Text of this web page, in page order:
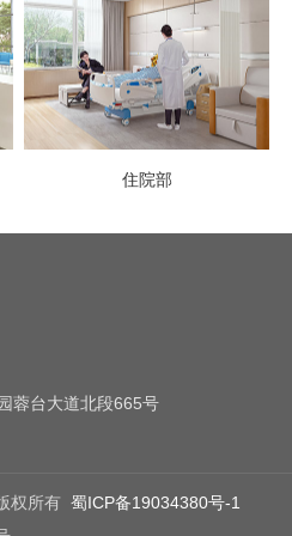
住院部
蓉台大道北段665号
权所有 蜀ICP备19034380号-1